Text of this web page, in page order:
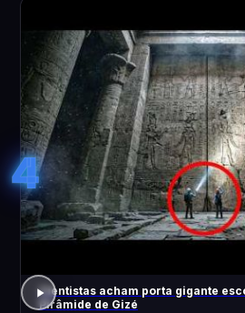
4
Cientistas acham porta gigante
Pirâmide de Gizé